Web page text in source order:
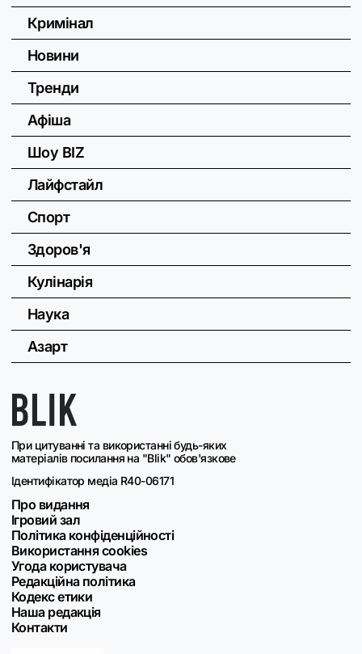
При цитуванні та використанні будь-яких
матеріалів посилання на "Blik" обов'язкове
Ідентифікатор медіа R40-06171
Про видання
Ігровий зал
Політика конфіденційності
Використання cookies
Угода користувача
Редакційна політика
Кодекс етики
Наша редакція
Контакти
Кримінал
Новини
Тренди
Афіша
Шоу BIZ
Лайфстайл
Спорт
Здоров'я
Кулінарія
Наука
Азарт